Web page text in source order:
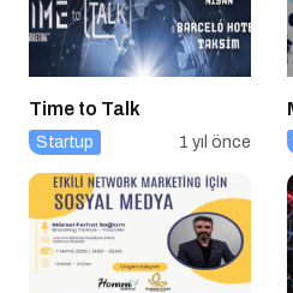
Time to Talk
Startup 1 yıl önce